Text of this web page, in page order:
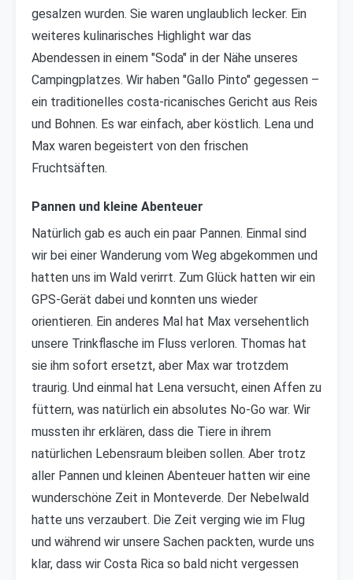
gesalzen wurden. Sie waren unglaublich lecker. Ein
weiteres kulinarisches Highlight war das
Abendessen in einem "Soda" in der Nähe unseres
Campingplatzes. Wir haben "Gallo Pinto" gegessen –
ein traditionelles costa-ricanisches Gericht aus Reis
und Bohnen. Es war einfach, aber köstlich. Lena und
Max waren begeistert von den frischen
Fruchtsäften.
Pannen und kleine Abenteuer
Natürlich gab es auch ein paar Pannen. Einmal sind
wir bei einer Wanderung vom Weg abgekommen und
hatten uns im Wald verirrt. Zum Glück hatten wir ein
GPS-Gerät dabei und konnten uns wieder
orientieren. Ein anderes Mal hat Max versehentlich
unsere Trinkflasche im Fluss verloren. Thomas hat
sie ihm sofort ersetzt, aber Max war trotzdem
traurig. Und einmal hat Lena versucht, einen Affen zu
füttern, was natürlich ein absolutes No-Go war. Wir
mussten ihr erklären, dass die Tiere in ihrem
natürlichen Lebensraum bleiben sollen. Aber trotz
aller Pannen und kleinen Abenteuer hatten wir eine
wunderschöne Zeit in Monteverde. Der Nebelwald
hatte uns verzaubert. Die Zeit verging wie im Flug
und während wir unsere Sachen packten, wurde uns
klar, dass wir Costa Rica so bald nicht vergessen